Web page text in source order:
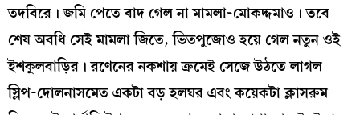
তদবিরে। জমি পেতে বাদ গেল না মামলা-মোকদ্দমাও। তবে
শেষ অবধি সেই মামলা জিতে, ভিতপুজোও হয়ে গেল নতুন ওই
ইশকুলবাড়ির। রণেনের নকশায় ক্রমেই সেজে উঠতে লাগল
স্লিপ-দোলনাসমেত একটা বড় হলঘর এবং কয়েকটা ক্লাসরুম